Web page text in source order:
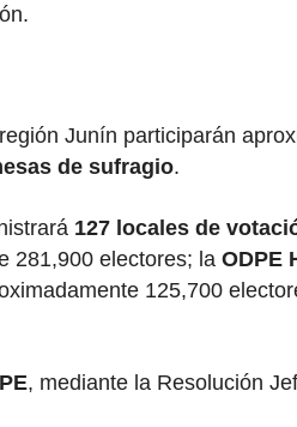
Junín participarán
de sufragio.
127 locales de
281,900 electores; la ODPE
125,700
, mediante la Resolución